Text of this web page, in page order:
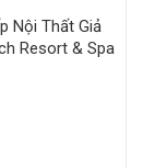
Nội Thất Giả
Resort & Spa